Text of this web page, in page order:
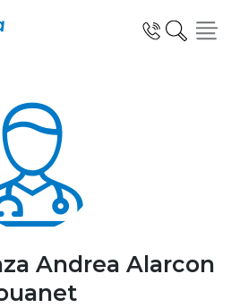
Andrea Alarcon